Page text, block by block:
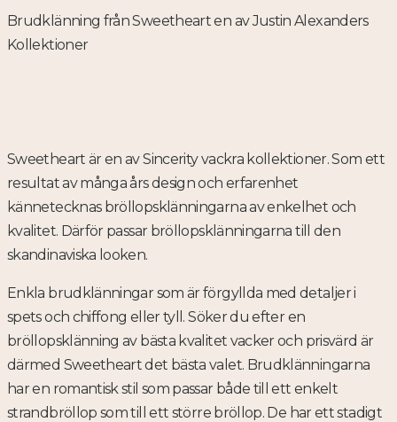
Brudklänning från Sweetheart en av Justin Alexanders
Kollektioner
Sweetheart är en av Sincerity vackra kollektioner. Som ett
resultat av många års design och erfarenhet
kännetecknas bröllopsklänningarna av enkelhet och
kvalitet. Därför passar bröllopsklänningarna till den
skandinaviska looken.
Enkla brudklänningar som är förgyllda med detaljer i
spets och chiffong eller tyll. Söker du efter en
bröllopsklänning av bästa kvalitet vacker och prisvärd är
därmed Sweetheart det bästa valet. Brudklänningarna
har en romantisk stil som passar både till ett enkelt
strandbröllop som till ett större bröllop. De har ett stadigt